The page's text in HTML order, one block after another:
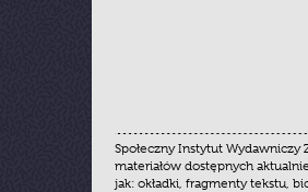
Społeczny Instytut
materiałów dostępnych
jak: okładki, fragmenty tekstu,